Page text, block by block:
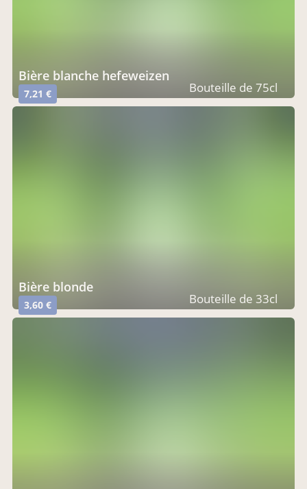
bière blanche hefeweizen
7,21 € Bouteille de 75cl
bière blonde
3,60 € Bouteille de 33cl